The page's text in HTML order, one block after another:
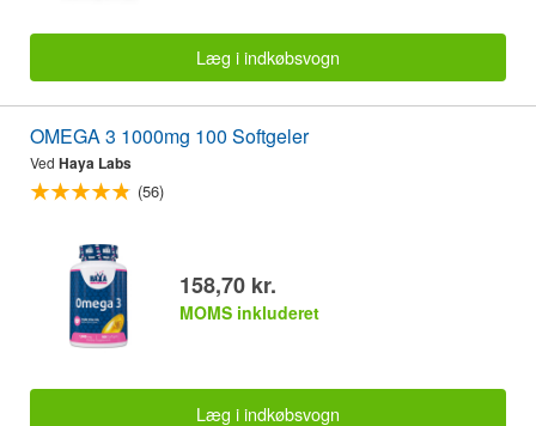
Læg i indkøbsvogn
OMEGA 3 1000mg 100 Softgeler
Ved Haya Labs
(56)
158,70 kr.
MOMS inkluderet
Læg i indkøbsvogn